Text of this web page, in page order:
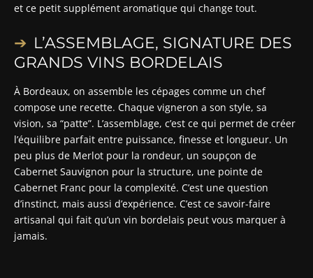
et ce petit supplément aromatique qui change tout.
L’ASSEMBLAGE, SIGNATURE DES
GRANDS VINS BORDELAIS
À Bordeaux, on assemble les cépages comme un chef
compose une recette. Chaque vigneron a son style, sa
vision, sa “patte”. L’assemblage, c’est ce qui permet de créer
l’équilibre parfait entre puissance, finesse et longueur. Un
peu plus de Merlot pour la rondeur, un soupçon de
Cabernet Sauvignon pour la structure, une pointe de
Cabernet Franc pour la complexité. C’est une question
d’instinct, mais aussi d’expérience. C’est ce savoir-faire
artisanal qui fait qu’un vin bordelais peut vous marquer à
jamais.